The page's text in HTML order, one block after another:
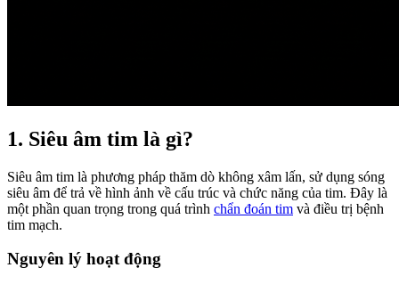
1. Siêu âm tim là gì?
Siêu âm tim là phương pháp thăm dò không xâm lấn, sử dụng sóng
siêu âm để trả về hình ảnh về cấu trúc và chức năng của tim. Đây là
một phần quan trọng trong quá trình chẩn đoán tim và điều trị bệnh
tim mạch.
Nguyên lý hoạt động